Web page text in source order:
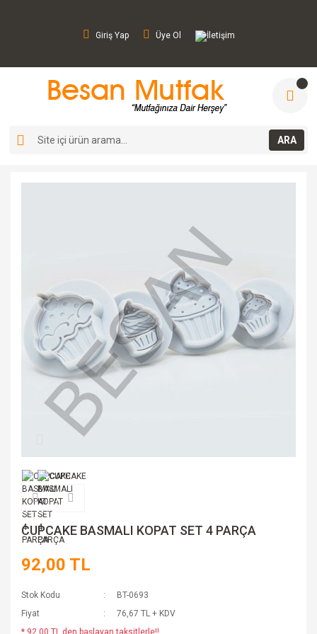
Giriş Yap Üye Ol İletişim
ARA
CUPCAKE BASMALI KOPAT SET 4 PARÇA
92,00 TL
Stok Kodu
BT-0693
Fiyat
76,67 TL + KDV
* 92,00 TL den başlayan taksitlerle!!